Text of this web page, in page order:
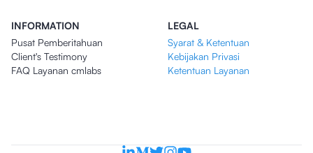
INFORMATION
Pusat Pemberitahuan
Client's Testimony
FAQ Layanan cmlabs
LEGAL
Syarat & Ketentuan
Kebijakan Privasi
Ketentuan Layanan